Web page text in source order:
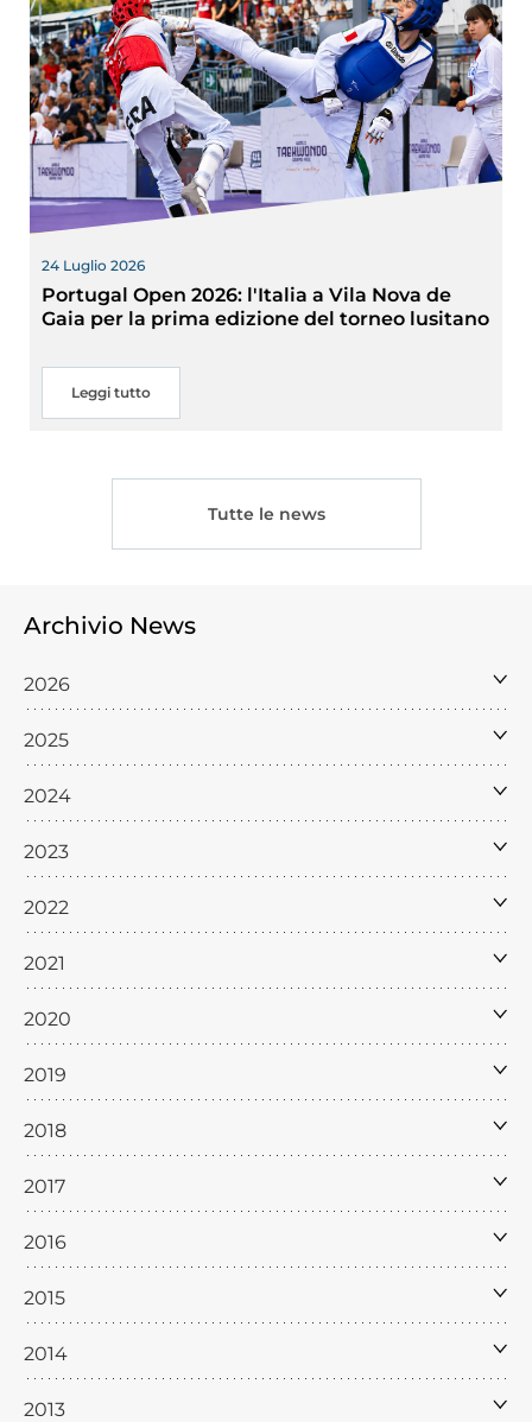
24 Luglio 2026
Portugal Open 2026: l'Italia a Vila Nova de
Gaia per la prima edizione del torneo lusitano
Leggi tutto
Tutte le news
Archivio News
2026
2025
2024
2023
2022
2021
2020
2019
2018
2017
2016
2015
2014
2013